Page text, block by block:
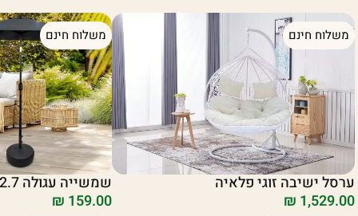
משלוח חינם
ערסל ישיבה זוגי פלאיה
₪ 1,529.00
משלוח חינם
שמשייה עגולה 2.7 מטר PLAYA
₪ 159.00